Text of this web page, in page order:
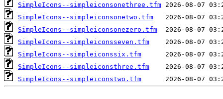
SimpleIcons--simpleiconsonethree.tfm
SimpleIcons--simpleiconsonetwo.tfm
SimpleIcons--simpleiconsonezero.tfm
SimpleIcons--simpleiconsseven.tfm
SimpleIcons--simpleiconssix.tfm
SimpleIcons--simpleiconsthree.tfm
SimpleIcons--simpleiconstwo.tfm